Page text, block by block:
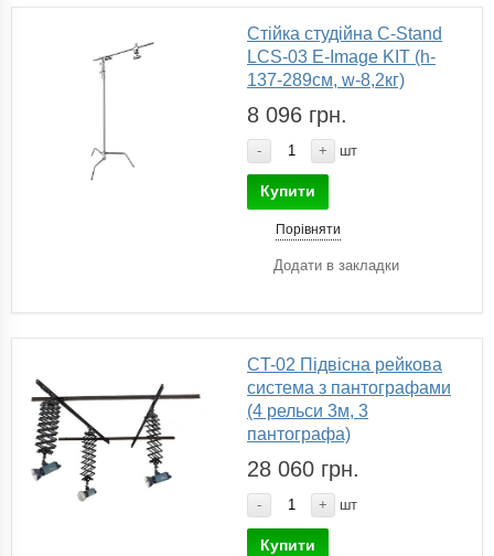
Стійка студійна C-Stand
LCS-03 E-Image KIT (h-
137-289см, w-8,2кг)
8 096 грн.
- + шт
Купити
Порівняти
Додати в закладки
CT-02 Підвісна рейкова
система з пантографами
(4 рельси 3м, 3
пантографа)
28 060 грн.
- + шт
Купити